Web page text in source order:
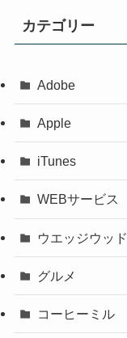
カテゴリー
Adobe
Apple
iTunes
WEBサービス
ウエッジウッド
グルメ
コーヒーミル